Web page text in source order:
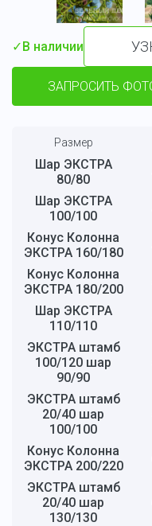
✓В наличии
ЗАПРОСИТЬ
Размер
Шар ЭКСТРА
80/80
Шар ЭКСТРА
100/100
Конус Колонна
ЭКСТРА 160/180
Конус Колонна
ЭКСТРА 180/200
Шар ЭКСТРА
110/110
ЭКСТРА штамб
100/120 шар
90/90
ЭКСТРА штамб
20/40 шар
100/100
Конус Колонна
ЭКСТРА 200/220
ЭКСТРА штамб
20/40 шар
130/130